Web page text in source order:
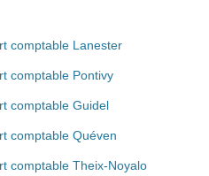
comptable Lanester
comptable Pontivy
comptable Guidel
comptable Quéven
comptable Theix-Noyalo